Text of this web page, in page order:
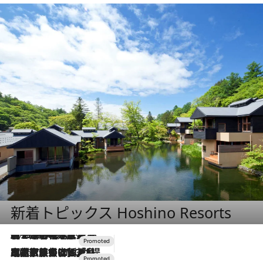
新着トピックス Hoshino Resorts
2026.8.7
【トンボの足水浴】ヒノキの香りに包まれて涼感マックス！約13℃の湧水かけ流しを避暑地「星野温泉 トンボの湯」で体験
2026.7.31
【ホテル帰省】という選択肢をOMOが提案。家族とほどよい距離を保つには「昼は実家、夜は気兼ねなくホテルで！」